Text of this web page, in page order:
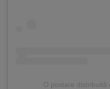
O postare distribuită